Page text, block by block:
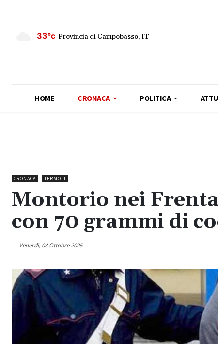
33°c Provincia di Campobasso, IT
HOME CRONACA POLITICA
CRONACA TERMOLI
Montorio nei
con 70 grammi di
Venerdì, 03 Ottobre 2025